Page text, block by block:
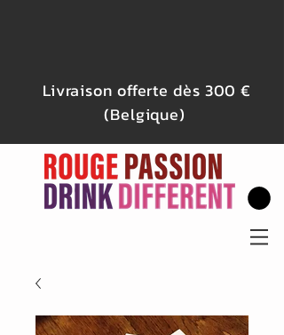
Livraison offerte dès 300 €
(Belgique)